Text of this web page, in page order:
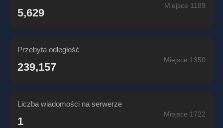
5,629
Miejsce 1189
Przebyta odległość
239,157
Miejsce 1350
Liczba wiadomości na serwerze
1
Miejsce 1722